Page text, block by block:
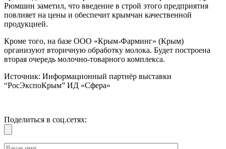
Рюмшин заметил, что введение в строй этого предприятия
повлияет на цены и обеспечит крымчан качественной
продукцией.
Кроме того, на базе ООО «Крым-Фарминг» (Крым)
организуют вторичную обработку молока. Будет построена
вторая очередь молочно-товарного комплекса.
Источник: Информационный партнёр выставки
“РосЭкспоКрым” ИД «Сфера»
Поделиться в соц.сетях: